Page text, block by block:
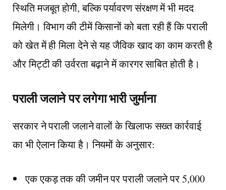
स्थिति मजबूत होगी, बल्कि पर्यावरण संरक्षण में भी मदद
मिलेगी। विभाग की टीमें किसानों को बता रही हैं कि पराली
को खेत में ही मिला देने से यह जैविक खाद का काम करती है
और मिट्टी की उर्वरता बढ़ाने में कारगर साबित होती है।
पराली जलाने पर लगेगा भारी जुर्माना
सरकार ने पराली जलाने वालों के खिलाफ सख्त कार्रवाई
का भी ऐलान किया है। नियमों के अनुसार:
एक एकड़ तक की जमीन पर पराली जलाने पर 5,000